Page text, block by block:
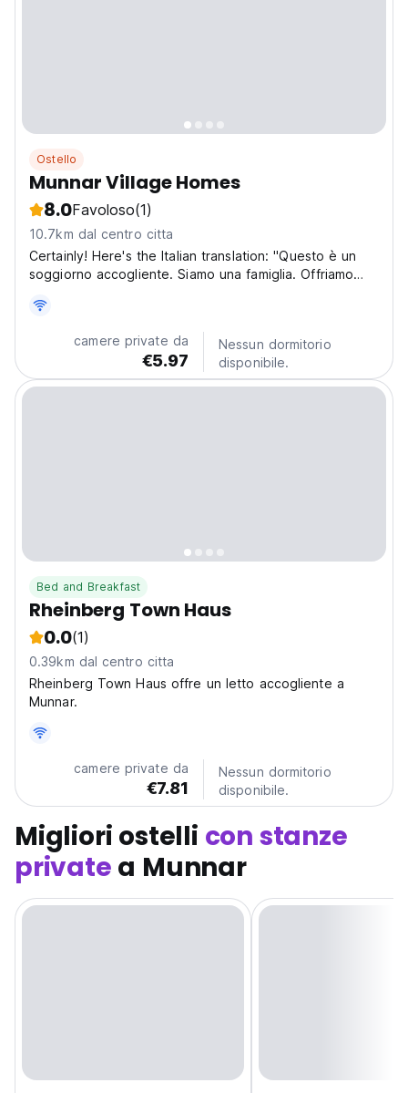
Ostello
Munnar Village Homes
8.0Favoloso(1)
10.7km dal centro citta
Certainly! Here's the Italian translation: "Questo è un
soggiorno accogliente. Siamo una famiglia. Offriamo
meravigliosa esperienza nell'ospitalità. Molti turisti
scelgono la nostra proprietà per soggiornare...
camere private da
€5.97
Nessun dormitorio
disponibile.
Bed and Breakfast
Rheinberg Town Haus
0.0(1)
0.39km dal centro citta
Rheinberg Town Haus offre un letto accogliente a
Munnar.
camere private da
€7.81
Nessun dormitorio
disponibile.
Migliori ostelli con stanze
private a Munnar